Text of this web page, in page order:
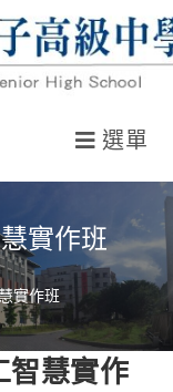
選單
實作班
實作班
慧實作